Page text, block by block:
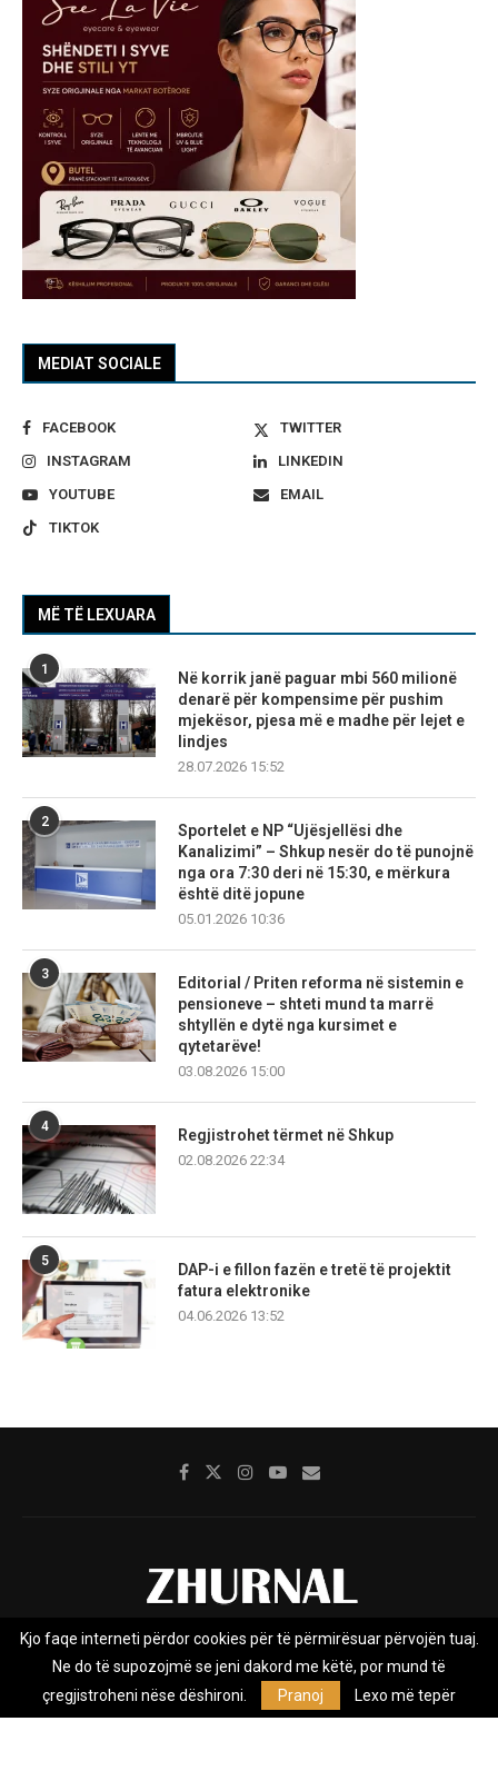
MEDIAT SOCIALE
FACEBOOK
TWITTER
INSTAGRAM
LINKEDIN
YOUTUBE
EMAIL
TIKTOK
MË TË LEXUARA
1
Në korrik janë paguar mbi 560 milionë
denarë për kompensime për pushim
mjekësor, pjesa më e madhe për lejet e
lindjes
28.07.2026 15:52
2
Sportelet e NP “Ujësjellësi dhe
Kanalizimi” – Shkup nesër do të punojnë
nga ora 7:30 deri në 15:30, e mërkura
është ditë jopune
05.01.2026 10:36
3
Editorial / Priten reforma në sistemin e
pensioneve – shteti mund ta marrë
shtyllën e dytë nga kursimet e
qytetarëve!
03.08.2026 15:00
4
Regjistrohet tërmet në Shkup
02.08.2026 22:34
5
DAP-i e fillon fazën e tretë të projektit
fatura elektronike
04.06.2026 13:52
Rreth nesh Impresumi Marketing
Kontakt
Privacy Policy
Zhurnal.mk është Agjenci e Lajmeve e pavarur, e themeluar në vitin
Kjo faqe interneti përdor cookies për të përmirësuar përvojën tuaj.
Ne do të supozojmë se jeni dakord me këtë, por mund të
çregjistroheni nëse dëshironi.
Pranoj Lexo më tepër